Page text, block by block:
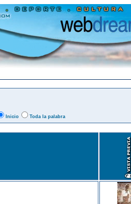
Inicio
Toda la palabra